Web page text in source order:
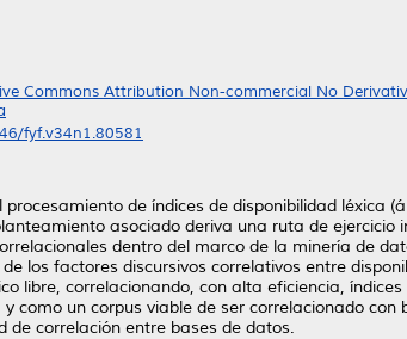
Commons Attribution Non-commercial No
fyf.v34n1.80581
de índices de disponibilidad léxica
asociado deriva una ruta de
dentro del marco de la minería de
los factores discursivos correlativos entre
libre, correlacionando, con alta eficiencia,
como un corpus viable de ser correlacionado
de correlación entre bases de datos.